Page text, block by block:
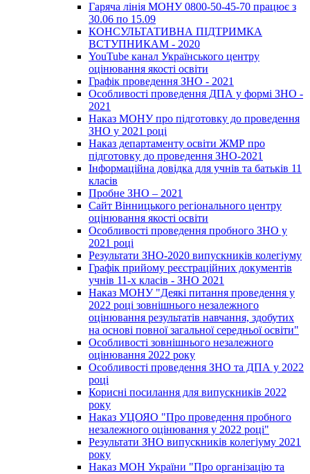
Гаряча лінія МОНУ 0800-50-45-70 працює з
30.06 по 15.09
КОНСУЛЬТАТИВНА ПІДТРИМКА
ВСТУПНИКАМ - 2020
YouTube канал Українського центру
оцінювання якості освіти
Графік проведення ЗНО - 2021
Особливості проведення ДПА у формі ЗНО -
2021
Наказ МОНУ про підготовку до проведення
ЗНО у 2021 році
Наказ департаменту освіти ЖМР про
підготовку до проведення ЗНО-2021
Інформаційна довідка для учнів та батьків 11
класів
Пробне ЗНО – 2021
Сайт Вінницького регіонального центру
оцінювання якості освіти
Особливості проведення пробного ЗНО у
2021 році
Результати ЗНО-2020 випускників колегіуму
Графік прийому реєстраційних документів
учнів 11-х класів - ЗНО 2021
Наказ МОНУ "Деякі питання проведення у
2022 році зовнішнього незалежного
оцінювання результатів навчання, здобутих
на основі повної загальної середньої освіти"
Особливості зовнішнього незалежного
оцінювання 2022 року
Особливості проведення ЗНО та ДПА у 2022
році
Корисні посилання для випускників 2022
року
Наказ УЦОЯО "Про проведення пробного
незалежного оцінювання у 2022 році"
Результати ЗНО випускників колегіуму 2021
року
Наказ МОН України "Про організацію та